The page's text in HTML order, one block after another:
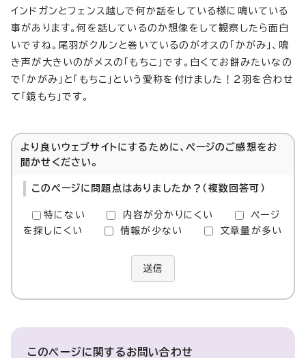
インドガンとフェンス越しで何か話をしている様に鳴いている
事があります。何を話しているのか想像をして観察したら面白
いですね。尾羽がクルンと巻いているのがオスの「かがみ」、鳴
き声が大きいのがメスの「もちこ」です。白くてお餅みたいなの
で「かがみ」と「もちこ」という愛称を付けました！2羽を合わせ
て「鏡もち」です。
より良いウェブサイトにするために、ページのご感想をお
聞かせください。
このページに問題点はありましたか？（複数回答可）
特にない 内容が分かりにくい
ページ
を探しにくい
情報が少ない 文章量が多い
送信
このページに関するお問い合わせ